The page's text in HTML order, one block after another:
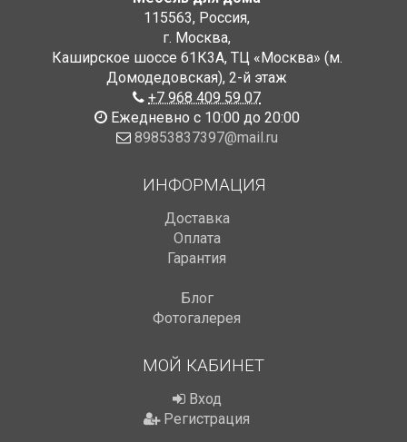
115563, Россия,
г. Москва,
Каширское шоссе 61К3А, ТЦ «Москва» (м.
Домодедовская), 2-й этаж
+7 968 409 59 07
Ежедневно с 10:00 до 20:00
89853837397@mail.ru
ИНФОРМАЦИЯ
Доставка
Оплата
Гарантия
Блог
Фотогалерея
МОЙ КАБИНЕТ
Вход
Регистрация